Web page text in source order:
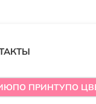
ПО ПРИНТУПО